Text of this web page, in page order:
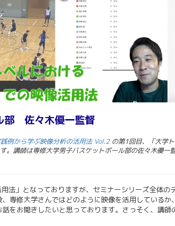
部 佐々木優一監督
例から学ぶ映像分析の活用法 Vol.2の第1回目、「大学
。講師は専修大学男子バスケットボール部の佐々木優一
法」となっておりますが、セミナーシリーズ全体の
専修大学さんではどのように映像を活用しているか
をお聞きしたいと思っております。さっそく、講師